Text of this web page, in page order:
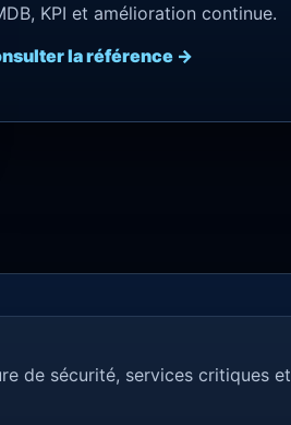
KPI et amélioration continue.
la référence →
de sécurité, services critiques et